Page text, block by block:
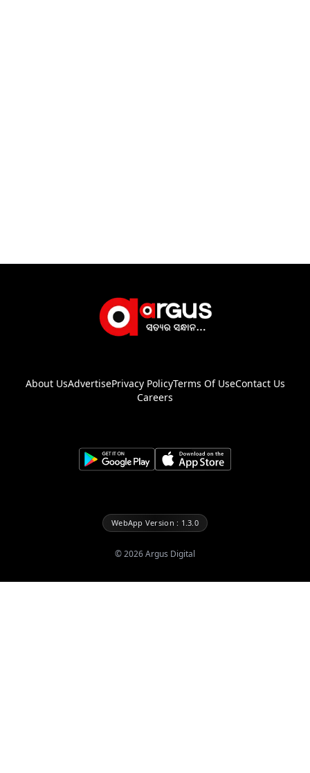
About UsAdvertisePrivacy PolicyTerms Of UseContact Us
Careers
WebApp Version : 1.3.0
©2026Argus Digital